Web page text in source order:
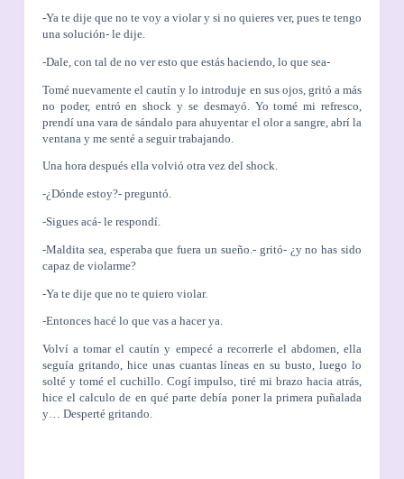
-Ya te dije que no te voy a violar y si no quieres ver, pues te tengo
una solución- le dije.
-Dale, con tal de no ver esto que estás haciendo, lo que sea-
Tomé nuevamente el cautín y lo introduje en sus ojos, gritó a más
no poder, entró en shock y se desmayó. Yo tomé mi refresco,
prendí una vara de sándalo para ahuyentar el olor a sangre, abrí la
ventana y me senté a seguir trabajando.
Una hora después ella volvió otra vez del shock.
-¿Dónde estoy?- preguntó.
-Sigues acá- le respondí.
-Maldita sea, esperaba que fuera un sueño.- gritó- ¿y no has sido
capaz de violarme?
-Ya te dije que no te quiero violar.
-Entonces hacé lo que vas a hacer ya.
Volví a tomar el cautín y empecé a recorrerle el abdomen, ella
seguía gritando, hice unas cuantas líneas en su busto, luego lo
solté y tomé el cuchillo. Cogí impulso, tiré mi brazo hacia atrás,
hice el calculo de en qué parte debía poner la primera puñalada
y… Desperté gritando.